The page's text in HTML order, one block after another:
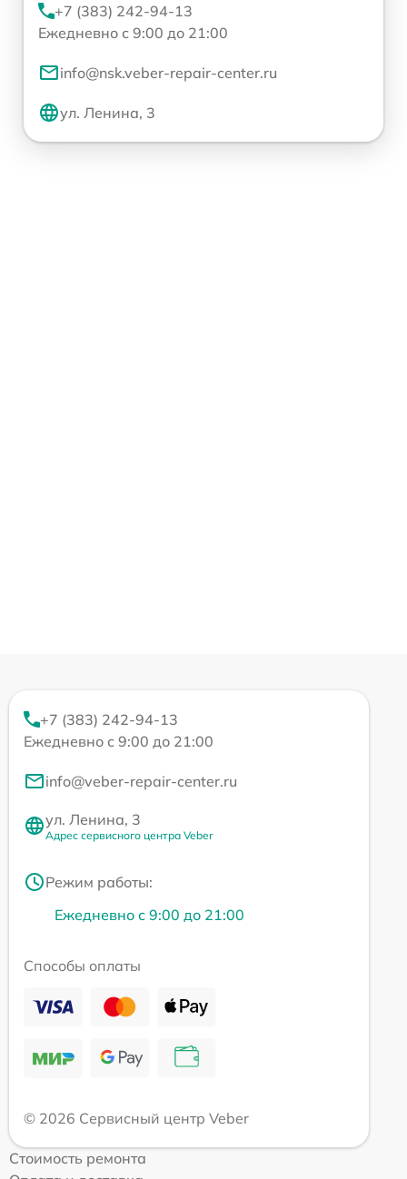
+7 (383) 242-94-13
Ежедневно с 9:00 до 21:00
info@nsk.veber-repair-center.ru
ул. Ленина, 3
+7 (383) 242-94-13
Ежедневно с 9:00 до 21:00
info@veber-repair-center.ru
ул. Ленина, 3
Адрес сервисного центра Veber
Режим работы:
Ежедневно с 9:00 до 21:00
Способы оплаты
© 2026 Сервисный центр Veber
Стоимость ремонта